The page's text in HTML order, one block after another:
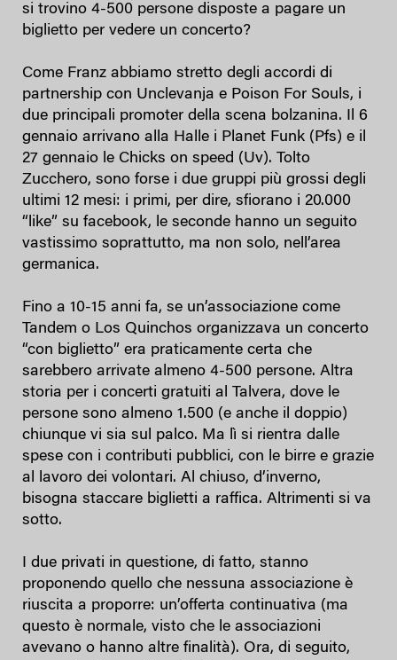
si trovino 4-500 persone disposte a pagare un
biglietto per vedere un concerto?
Come Franz abbiamo stretto degli accordi di
partnership con Unclevanja e Poison For Souls, i
due principali promoter della scena bolzanina. Il 6
gennaio arrivano alla Halle i Planet Funk (Pfs) e il
27 gennaio le Chicks on speed (Uv). Tolto
Zucchero, sono forse i due gruppi più grossi degli
ultimi 12 mesi: i primi, per dire, sfiorano i 20.000
“like” su facebook, le seconde hanno un seguito
vastissimo soprattutto, ma non solo, nell’area
germanica.
Fino a 10-15 anni fa, se un’associazione come
Tandem o Los Quinchos organizzava un concerto
“con biglietto” era praticamente certa che
sarebbero arrivate almeno 4-500 persone. Altra
storia per i concerti gratuiti al Talvera, dove le
persone sono almeno 1.500 (e anche il doppio)
chiunque vi sia sul palco. Ma lì si rientra dalle
spese con i contributi pubblici, con le birre e grazie
al lavoro dei volontari. Al chiuso, d’inverno,
bisogna staccare biglietti a raffica. Altrimenti si va
sotto.
I due privati in questione, di fatto, stanno
proponendo quello che nessuna associazione è
riuscita a proporre: un’offerta continuativa (ma
questo è normale, visto che le associazioni
avevano o hanno altre finalità). Ora, di seguito,